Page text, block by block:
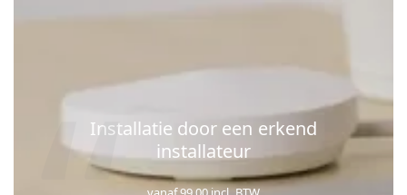
Installatie door een erkend
installateur